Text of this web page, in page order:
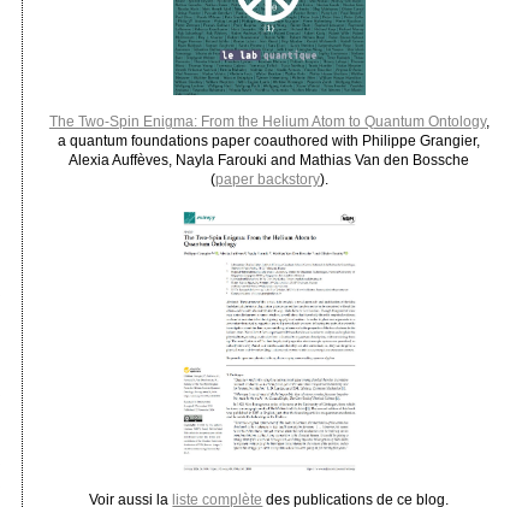
The Two-Spin Enigma: From the Helium Atom to Quantum Ontology,
a quantum foundations paper coauthored with Philippe Grangier,
Alexia Auffèves, Nayla Farouki and Mathias Van den Bossche
(paper backstory).
Voir aussi la liste complète des publications de ce blog.